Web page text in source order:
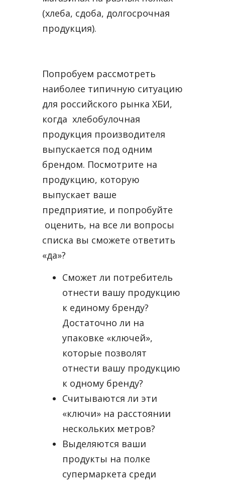
(хлеба, сдоба, долгосрочная
продукция).
Попробуем рассмотреть
наиболее типичную ситуацию
для российского рынка ХБИ,
когда хлебобулочная
продукция производителя
выпускается под одним
брендом. Посмотрите на
продукцию, которую
выпускает ваше
предприятие, и попробуйте
оценить, на все ли вопросы
списка вы сможете ответить
«да»?
Сможет ли потребитель
отнести вашу продукцию
к единому бренду?
Достаточно ли на
упаковке «ключей»,
которые позволят
отнести вашу продукцию
к одному бренду?
Считываются ли эти
«ключи» на расстоянии
нескольких метров?
Выделяются ваши
продукты на полке
супермаркета среди